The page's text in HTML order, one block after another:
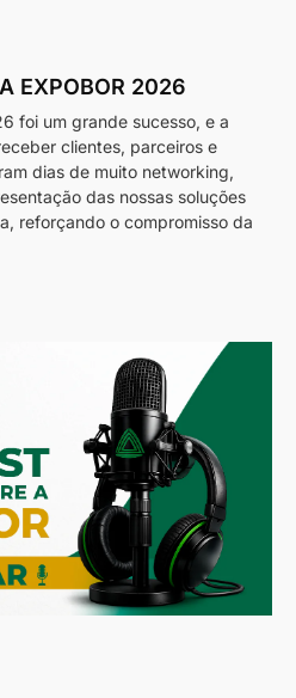
EXPOBOR 2026
foi um grande sucesso, e a
clientes, parceiros e
dias de muito networking,
das nossas soluções
reforçando o compromisso da